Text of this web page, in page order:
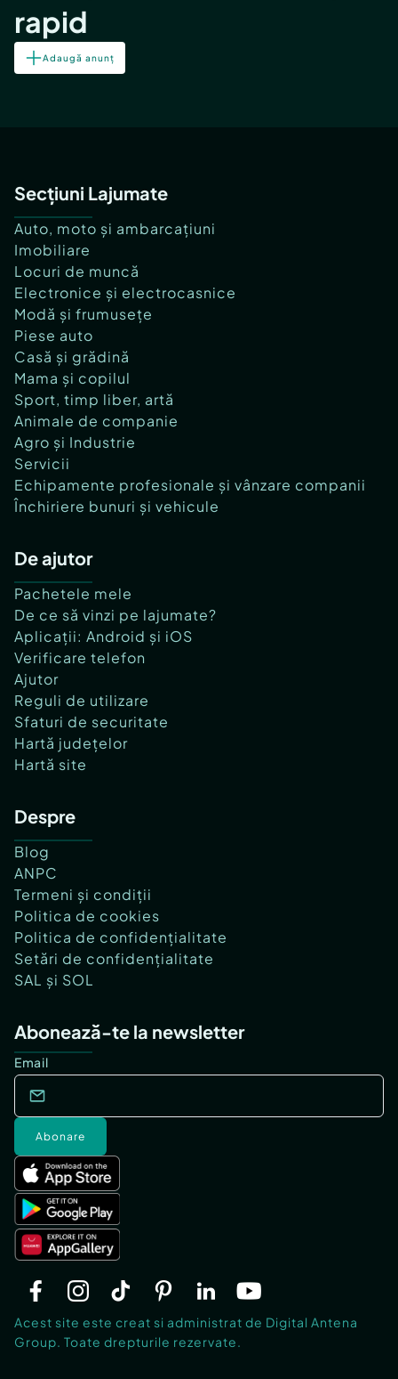
rapid
Adaugă anunț
Secțiuni Lajumate
Auto, moto și ambarcațiuni
Imobiliare
Locuri de muncă
Electronice și electrocasnice
Modă și frumusețe
Piese auto
Casă și grădină
Mama și copilul
Sport, timp liber, artă
Animale de companie
Agro și Industrie
Servicii
Echipamente profesionale și vânzare companii
Închiriere bunuri și vehicule
De ajutor
Pachetele mele
De ce să vinzi pe lajumate?
Aplicații: Android și iOS
Verificare telefon
Ajutor
Reguli de utilizare
Sfaturi de securitate
Hartă județelor
Hartă site
Despre
Blog
ANPC
Termeni și condiții
Politica de cookies
Politica de confidențialitate
Setări de confidențialitate
SAL și SOL
Abonează-te la newsletter
Email
Abonare
Acest site este creat si administrat de Digital Antena
Group. Toate drepturile rezervate.